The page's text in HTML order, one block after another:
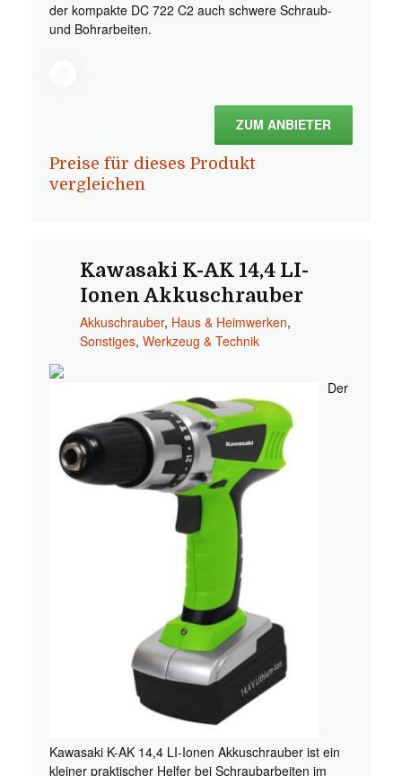
der kompakte DC 722 C2 auch schwere Schraub-
und Bohrarbeiten.
ZUM ANBIETER
Preise für dieses Produkt
vergleichen
Kawasaki K-AK 14,4 LI-
Ionen Akkuschrauber
Akkuschrauber, Haus & Heimwerken,
Sonstiges, Werkzeug & Technik
Der
Kawasaki K-AK 14,4 LI-Ionen Akkuschrauber ist ein
kleiner praktischer Helfer bei Schraubarbeiten im